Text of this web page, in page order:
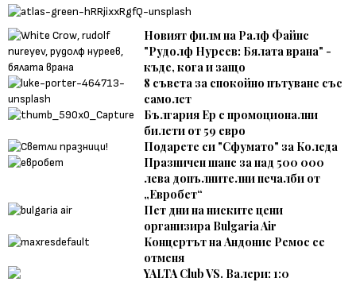
Новият филм на Ралф Файнс
"Рудолф Нуреев: Бялата врана" -
къде, кога и защо
8 съвета за спокойно пътуване със
самолет
България Ер с промоционални
билети от 59 евро
Подарете си "Сфумато" за Коледа
Празничен шанс за над 500 000
лева допълнителни печалби от
„Евробет“
Пет дни на ниските цени
организира Bulgaria Air
Концертът на Андонис Ремос се
отменя
YALTA Club VS. Валери: 1:0